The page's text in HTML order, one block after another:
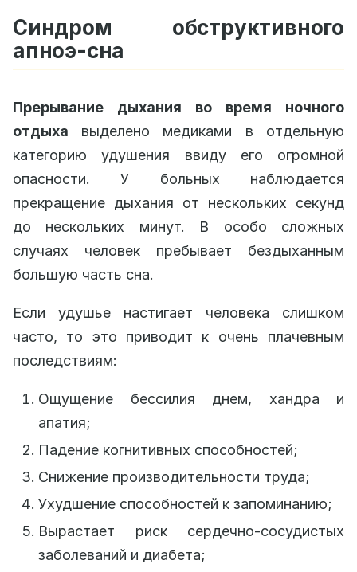
Синдром обструктивного
апноэ-сна
Прерывание дыхания во время ночного
отдыха выделено медиками в отдельную
категорию удушения ввиду его огромной
опасности. У больных наблюдается
прекращение дыхания от нескольких секунд
до нескольких минут. В особо сложных
случаях человек пребывает бездыханным
большую часть сна.
Если удушье настигает человека слишком
часто, то это приводит к очень плачевным
последствиям:
Ощущение бессилия днем, хандра и
апатия;
Падение когнитивных способностей;
Снижение производительности труда;
Ухудшение способностей к запоминанию;
Вырастает риск сердечно-сосудистых
заболеваний и диабета;